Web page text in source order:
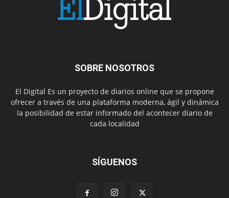
SOBRE NOSOTROS
El Digital Es un proyecto de diarios online que se propone
ofrecer a través de una plataforma moderna, ágil y dinámica
la posibilidad de estar informado del acontecer diario de
cada localidad
SÍGUENOS